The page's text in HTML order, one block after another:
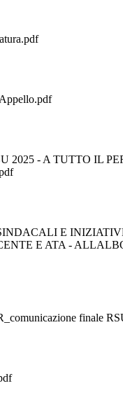
2025 - A TUTTO IL
E
E ATA -
finale